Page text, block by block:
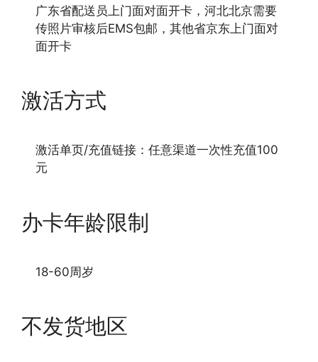
广东省配送员上门面对面开卡，河北北京需要
传照片审核后EMS包邮，其他省京东上门面对
面开卡
激活方式
激活单页/充值链接：任意渠道一次性充值100
元
办卡年龄限制
18-60周岁
不发货地区